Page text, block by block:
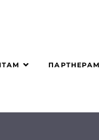
ПАРТНЕРАМ